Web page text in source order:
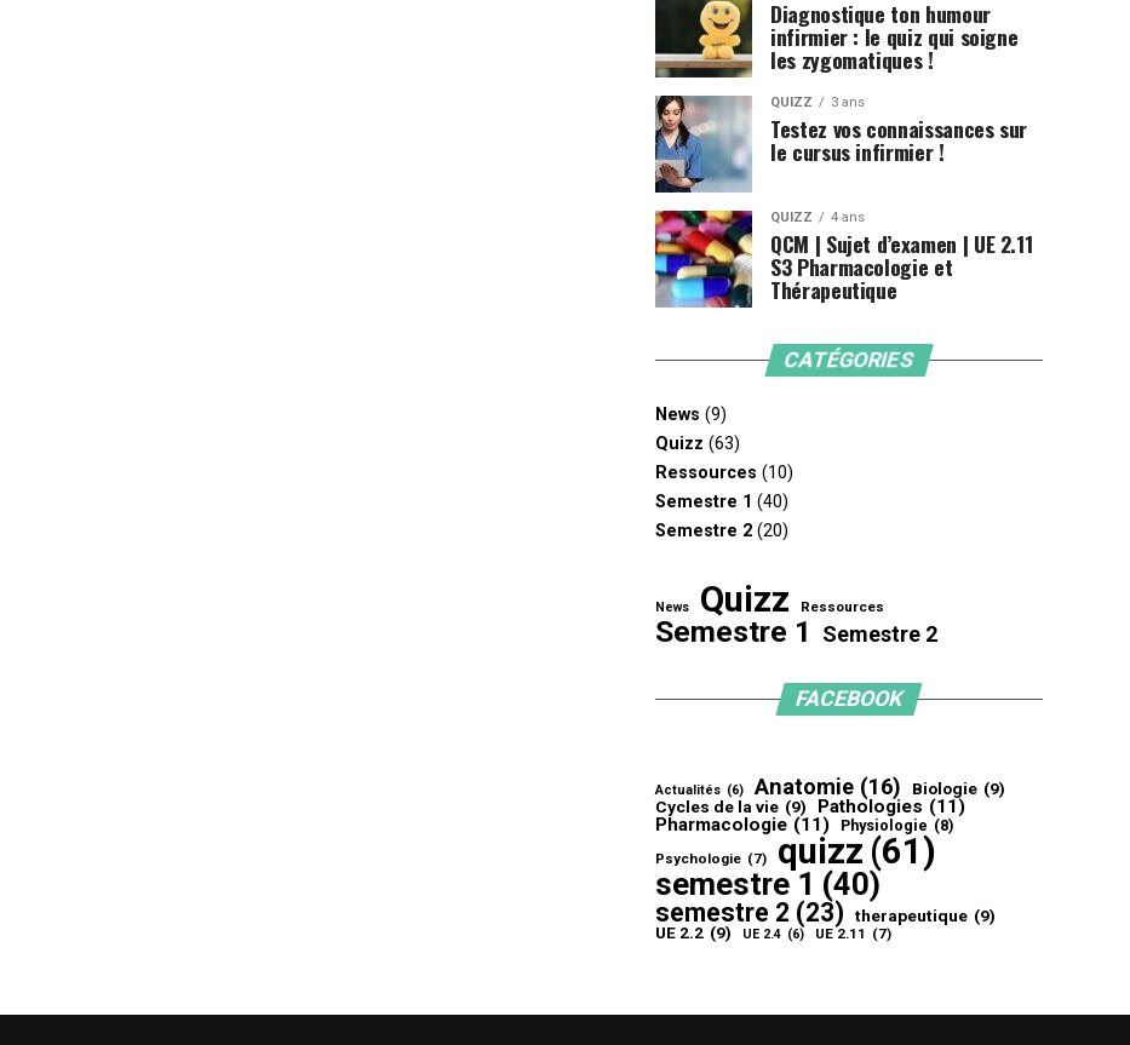
Diagnostique ton humour
infirmier : le quiz qui soigne
les zygomatiques !
QUIZZ 3 ans
Testez vos connaissances sur
le cursus infirmier !
QUIZZ 4 ans
QCM | Sujet d’examen | UE 2.11
S3 Pharmacologie et
Thérapeutique
CATÉGORIES
News (9)
Quizz (63)
Ressources (10)
Semestre 1 (40)
Semestre 2 (20)
News Quizz Ressources
Semestre 1 Semestre 2
FACEBOOK
Actualités (6) Anatomie (16) Biologie (9)
Cycles de la vie (9) Pathologies (11)
Pharmacologie (11) Physiologie (8)
Psychologie (7) quizz (61)
semestre 1 (40)
semestre 2 (23) therapeutique (9)
UE 2.2 (9) UE 2.4 (6) UE 2.11 (7)